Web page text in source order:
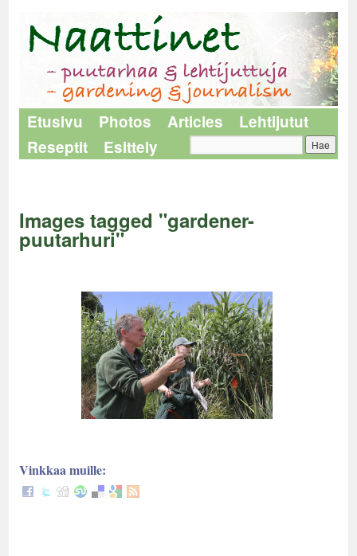
Etusivu Photos Articles
Lehtijutut
Reseptit
Esittely
Images tagged "gardener-
puutarhuri"
Vinkkaa muille: